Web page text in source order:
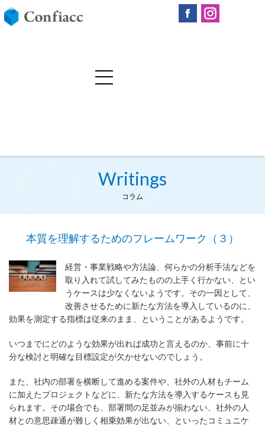
Writings
コラム
本質を理解するためのフレームワーク（３）
経営・事業戦略や方法論、何らかの分析手法などを
取り入れて試してみたものの上手く行かない、とい
うケースは少なくないようです。その一因として、
改善させるために新たな方法を導入しているのに、
効果を測定する指標は従来のまま、ということがあるようです。
いつまでにどのような効果が出れば成功と言えるのか、事前に十
分な検討と明確な目標設定が欠かせないのでしょう。
また、社内の部署を横断して進める案件や、社外の人材もチーム
に加えたプロジェクトなどに、新たな方法を導入するケースも見
られます。その場合でも、部署間の足並みが揃わない、社外の人
材との意思疎通が難しく相乗効果が出ない、といったコミュニケ